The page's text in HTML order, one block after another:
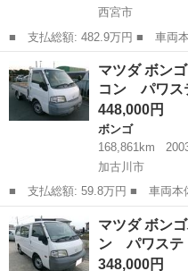
西宮市
■ 支払総額: 482.9万円 ■ 車両本体価格： 4,720,000 円 ■ メーカ
ー名： マツダ ■ 車種名： ボ
ックレー デイブレイク グリー
ー ポー...
兵庫 ボンゴ
マツダ ボン
コン パワ
448,000円
ボンゴ
168,861km
加古川市
■ 支払総額: 59.8万円 ■ 車両本体価格： 448,000 円 ■ メーカー
名： マツダ ■ 車種名： ボン
ドローＤＸ エアコン パワス
ＥＴＣ ■ ...
兵庫 加古川市 ボンゴ
マツダ ボン
ン パワス
348,000円